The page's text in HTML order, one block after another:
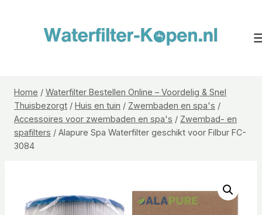
Home / Waterfilter Bestellen Online – Voordelig & Snel
Thuisbezorgt / Huis en tuin / Zwembaden en spa's /
Accessoires voor zwembaden en spa's / Zwembad- en
spafilters / Alapure Spa Waterfilter geschikt voor Filbur FC-
3084